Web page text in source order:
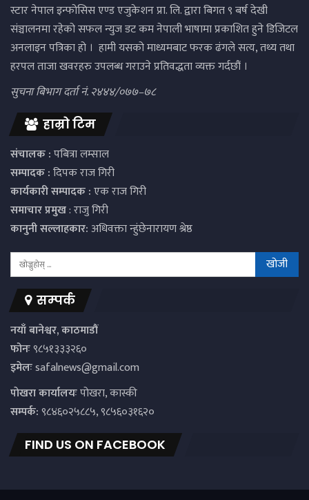
स्टार नेपाल इन्फोसिस एण्ड एजुकेशन प्रा. लि. द्वारा बिगत ९ बर्ष देखी
संञ्चालनमा रहेको सफल न्युज डट कम नेपाली भाषामा प्रकाशित हुने डिजिटल
अनलाइन पत्रिका हो । हामी यसको माध्यमबाट फरक ढंगले सत्य, तथ्य तथा
हरपल ताजा खवरहरु उपलब्ध गराउने प्रतिवद्धता व्यक्त गर्दछौं ।
सुचना बिभाग दर्ता नं. २४४४/०७७–७८
हाम्रो टिम
संचालक :पबित्रा लम्साल
सम्पादक :दिपक राज गिरी
कार्यकारी सम्पादक :एक राज गिरी
समाचार प्रमुख: राजु गिरी
कानुनी सल्लाहकार:अधिवक्ता न्हुंछेनारायण श्रेष्ठ
सम्पर्क
नयाँ बानेश्वर, काठमाडौं
फोनः९८५१३३३२६०
इमेलःsafalnews@gmail.com
पाेखरा कार्यालयःपोखरा, कास्की
सम्पर्क:९८४६०२५८८५, ९८५६०३१६२०
FIND US ON FACEBOOK